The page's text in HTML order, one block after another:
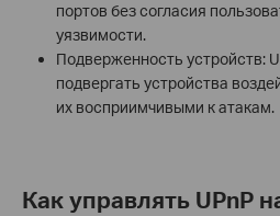
портов без согласия
уязвимости.
Подверженность устройств:
подвергать устройства
их восприимчивыми к атакам.
Как управлять UPnP